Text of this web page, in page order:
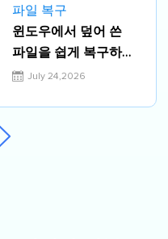
파일 복구
윈도우에서 덮어 쓴
파일을 쉽게 복구하는
방법July 24,2026